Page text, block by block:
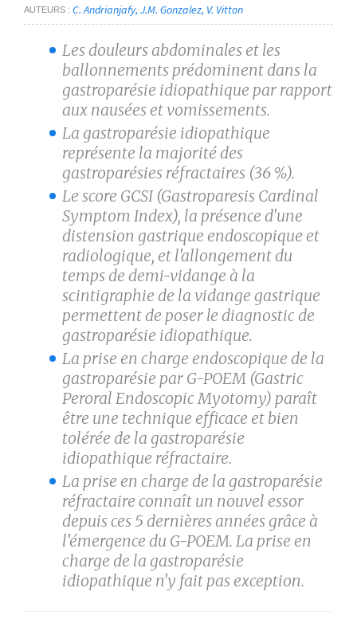
AUTEURS C. Andrianjafy J.M. Gonzalez V. Vitton
Les douleurs abdominales et les
ballonnements prédominent dans la
gastroparésie idiopathique par rapport
aux nausées et vomissements.
La gastroparésie idiopathique
représente la majorité des
gastroparésies réfractaires (36 %).
Le score GCSI (Gastroparesis Cardinal
Symptom Index), la présence d'une
distension gastrique endoscopique et
radiologique, et l'allongement du
temps de demi-vidange à la
scintigraphie de la vidange gastrique
permettent de poser le diagnostic de
gastroparésie idiopathique.
La prise en charge endoscopique de la
gastroparésie par G-POEM (Gastric
Peroral Endoscopic Myotomy) paraît
être une technique efficace et bien
tolérée de la gastroparésie
idiopathique réfractaire.
La prise en charge de la gastroparésie
réfractaire connaît un nouvel essor
depuis ces 5 dernières années grâce à
l'émergence du G-POEM. La prise en
charge de la gastroparésie
idiopathique n'y fait pas exception.